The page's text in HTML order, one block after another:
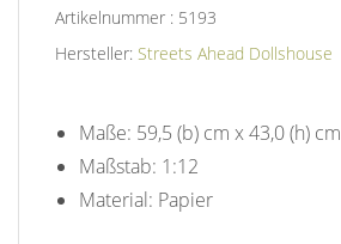
Artikelnummer : 5193
Hersteller: Streets Ahead Dollshouse
Maße: 59,5 (b) cm x 43,0 (h) cm
Maßstab: 1:12
Material: Papier